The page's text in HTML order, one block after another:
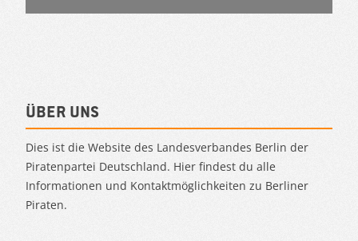
Über uns
Dies ist die Website des Landesverbandes Berlin der
Piratenpartei Deutschland. Hier findest du alle
Informationen und Kontaktmöglichkeiten zu Berliner
Piraten.